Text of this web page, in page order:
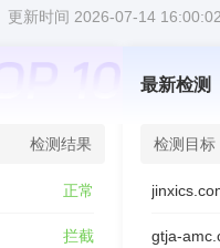
更新时间 2026-07-14
检测结果
正常
拦截
最新检测
检测目标
gtja-